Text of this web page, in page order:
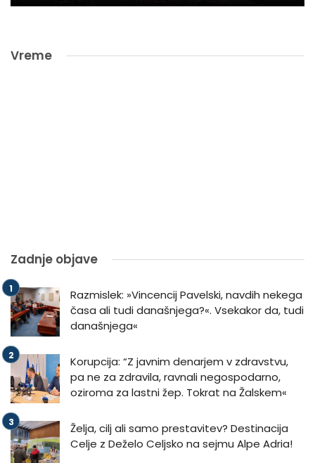
Vreme
Zadnje objave
Razmislek: »Vincencij Pavelski, navdih nekega
časa ali tudi današnjega?«. Vsekakor da, tudi
današnjega«
Korupcija: “Z javnim denarjem v zdravstvu,
pa ne za zdravila, ravnali negospodarno,
oziroma za lastni žep. Tokrat na Žalskem«
Želja, cilj ali samo prestavitev? Destinacija
Celje z Deželo Celjsko na sejmu Alpe Adria!